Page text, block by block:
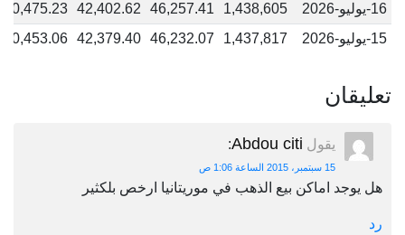
16-يوليو-2026
1,438,605
46,257.41
42,402.62
40,475.23
15-يوليو-2026
1,437,817
46,232.07
42,379.40
40,453.06
تعليقان
يقول Abdou citi
:
15 سبتمبر، 2015 الساعة 1:06 ص
هل يوجد اماكن بيع الذهب في موريتانيا ارخص بلكثير
رد